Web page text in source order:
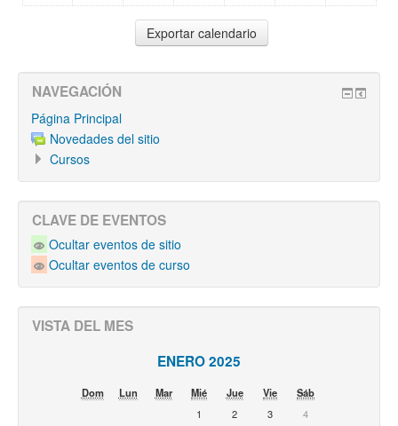
NAVEGACIÓN
Página Principal
Novedades del sitio
Cursos
CLAVE DE EVENTOS
Ocultar eventos de sitio
Ocultar eventos de curso
VISTA DEL MES
ENERO 2025
Dom Lun Mar Mié Jue Vie
Sáb
1
2 3
4